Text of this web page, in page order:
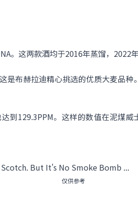
。这两款酒均于2016年蒸馏，2022
布赫拉迪精心挑选的优质大麦品种
到129.3PPM。这样的数值在泥煤
仅供参考